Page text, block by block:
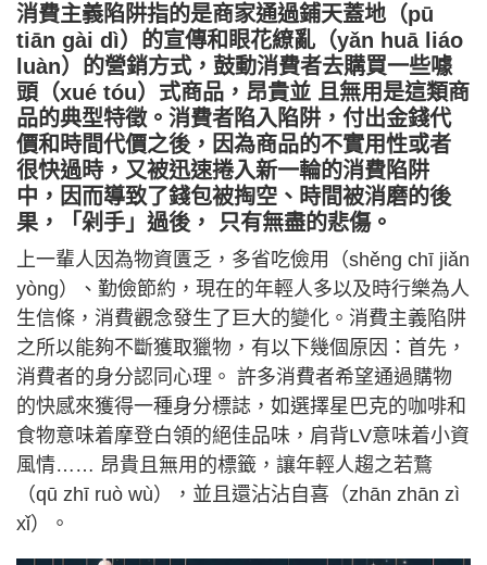
消費主義陷阱指的是商家通過鋪天蓋地（pū
tiān gài dì）的宣傳和眼花繚亂（yǎn huā liáo
luàn）的營銷方式，鼓動消費者去購買一些噱
頭（xué tóu）式商品，昂貴並 且無用是這類商
品的典型特徵。消費者陷入陷阱，付出金錢代
價和時間代價之後，因為商品的不實用性或者
很快過時，又被迅速捲入新一輪的消費陷阱
中，因而導致了錢包被掏空、時間被消磨的後
果，「剁手」過後， 只有無盡的悲傷。
上一輩人因為物資匱乏，多省吃儉用（shěng chī jiǎn
yòng）、勤儉節約，現在的年輕人多以及時行樂為人
生信條，消費觀念發生了巨大的變化。消費主義陷阱
之所以能夠不斷獲取獵物，有以下幾個原因：首先，
消費者的身分認同心理。 許多消費者希望通過購物
的快感來獲得一種身分標誌，如選擇星巴克的咖啡和
食物意味着摩登白領的絕佳品味，肩背LV意味着小資
風情…… 昂貴且無用的標籤，讓年輕人趨之若鶩
（qū zhī ruò wù），並且還沾沾自喜（zhān zhān zì
xǐ）。